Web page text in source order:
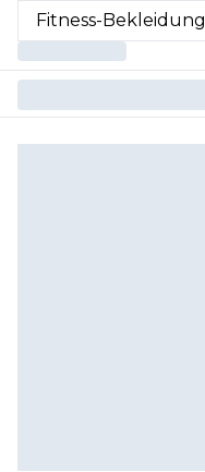
Fitness-Bekleidung